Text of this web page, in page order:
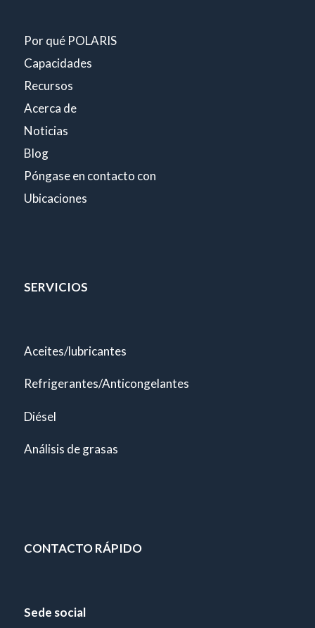
Por qué POLARIS
Capacidades
Recursos
Acerca de
Noticias
Blog
Póngase en contacto con
Ubicaciones
SERVICIOS
Aceites/lubricantes
Refrigerantes/Anticongelantes
Diésel
Análisis de grasas
CONTACTO RÁPIDO
Sede social